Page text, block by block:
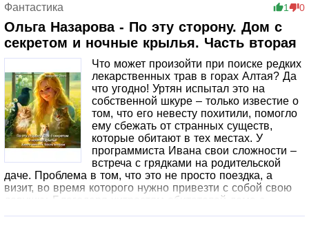
команде? Как составить максимально эффективный
режим дня для родителей и детей? Как генерировать
положительные эмоции и отсеивать негатив? В живой и
увлекательной форме авторы познакомят вас с
основами тайм-менеджмента и навыками, которые
делают родителей по-настоящему эффективными.
Упражнения помогут вам применить полученные знания
незамедлительно, и в результате вы найдете время на
все. Если вы воспитываете детей и желаете успевать
все прочее – эта книга для вас!
Фантастика 1 0
Ольга Назарова - По эту сторону. Дом с
секретом и ночные крылья. Часть вторая
Что может произойти при поиске редких
лекарственных трав в горах Алтая? Да
что угодно! Уртян испытал это на
собственной шкуре – только известие о
том, что его невесту похитили, помогло
ему сбежать от странных существ,
которые обитают в тех местах. У
программиста Ивана свои сложности –
встреча с грядками на родительской
даче. Проблема в том, что это не просто поездка, а
визит, во время которого нужно привезти с собой свою
девушку. Благодаря хитростям обитателей дома с